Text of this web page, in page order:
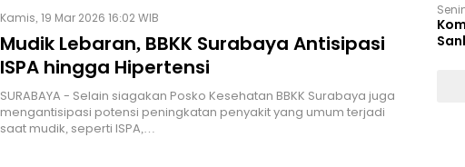
Kamis, 19 Mar 2026 16:02 WIB
Mudik Lebaran, BBKK Surabaya Antisipasi
ISPA hingga Hipertensi
SURABAYA - Selain siagakan Posko Kesehatan BBKK Surabaya juga
mengantisipasi potensi peningkatan penyakit yang umum terjadi
saat mudik, seperti ISPA,…